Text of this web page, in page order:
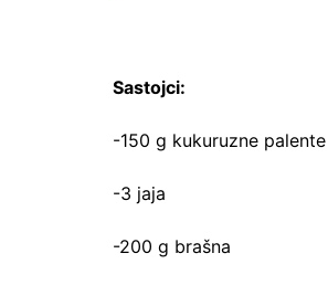
Sastojci:
-150 g kukuruzne palente
-3 jaja
-200 g brašna